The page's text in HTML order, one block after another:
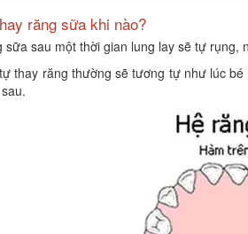
răng sữa khi nào?
sữa sau một thời gian lung lay sẽ tự
thay răng thường sẽ tương tự như lúc